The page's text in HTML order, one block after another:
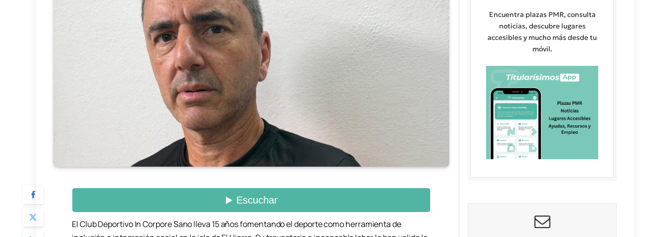
El Club Deportivo In Corpore Sano lleva 15 años fomentando el deporte como herramienta de
Encuentra plazas PMR, consulta
noticias, descubre lugares
accesibles y mucho más desde tu
móvil.